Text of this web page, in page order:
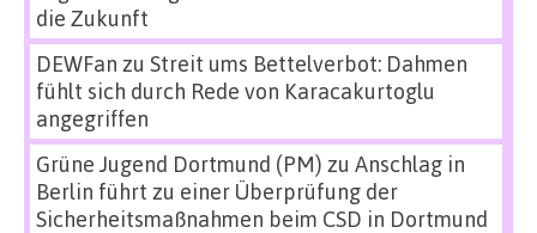
die Zukunft
DEWFan zu Streit ums Bettelverbot: Dahmen
fühlt sich durch Rede von Karacakurtoglu
angegriffen
Grüne Jugend Dortmund (PM) zu Anschlag in
Berlin führt zu einer Überprüfung der
Sicherheitsmaßnahmen beim CSD in Dortmund